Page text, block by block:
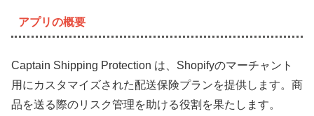
アプリの概要
Captain Shipping Protection は、Shopifyのマーチャント
用にカスタマイズされた配送保険プランを提供します。商
品を送る際のリスク管理を助ける役割を果たします。